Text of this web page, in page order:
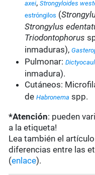
axei,Strongyloides
estróngilos (
Strongylus
Triodontophorus
inmaduras),
Pulmonar:
inmadura).
Cutáneos:
deHabronema spp.
*Atención: pueden
a la etiqueta!
Lea también el
diferencias entre las
(enlace).